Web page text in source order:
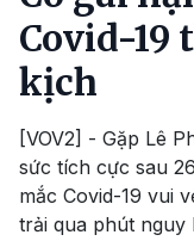
Covid-19
kịch
[VOV2] - Gặp Lê
sức tích cực sau
mắc Covid-19 vui
trải qua phút nguy